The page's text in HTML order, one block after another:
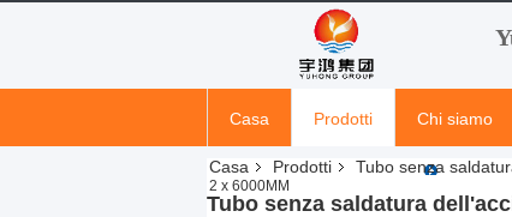
Casa Prodotti Chi siamo
Casa Prodotti Tubo senza
2 x 6000MM
Tubo senza saldatura